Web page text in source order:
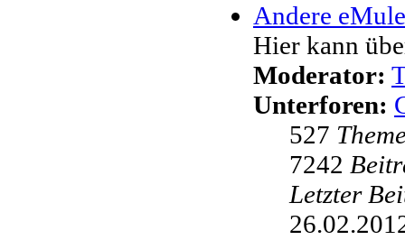
Andere
Hier kann
Moderator:
Unterforen:
527
7242
Letzter